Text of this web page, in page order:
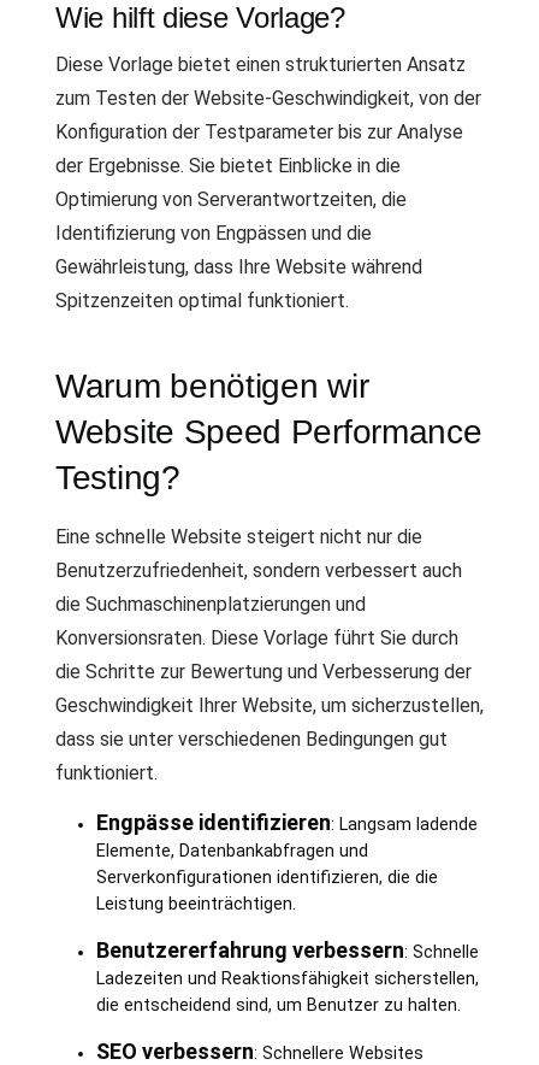
Wie hilft diese Vorlage?
Diese Vorlage bietet einen strukturierten Ansatz
zum Testen der Website-Geschwindigkeit, von der
Konfiguration der Testparameter bis zur Analyse
der Ergebnisse. Sie bietet Einblicke in die
Optimierung von Serverantwortzeiten, die
Identifizierung von Engpässen und die
Gewährleistung, dass Ihre Website während
Spitzenzeiten optimal funktioniert.
Warum benötigen wir
Website Speed Performance
Testing?
Eine schnelle Website steigert nicht nur die
Benutzerzufriedenheit, sondern verbessert auch
die Suchmaschinenplatzierungen und
Konversionsraten. Diese Vorlage führt Sie durch
die Schritte zur Bewertung und Verbesserung der
Geschwindigkeit Ihrer Website, um sicherzustellen,
dass sie unter verschiedenen Bedingungen gut
funktioniert.
Engpässe identifizieren: Langsam ladende
Elemente, Datenbankabfragen und
Serverkonfigurationen identifizieren, die die
Leistung beeinträchtigen.
Benutzererfahrung verbessern: Schnelle
Ladezeiten und Reaktionsfähigkeit sicherstellen,
die entscheidend sind, um Benutzer zu halten.
SEO verbessern: Schnellere Websites